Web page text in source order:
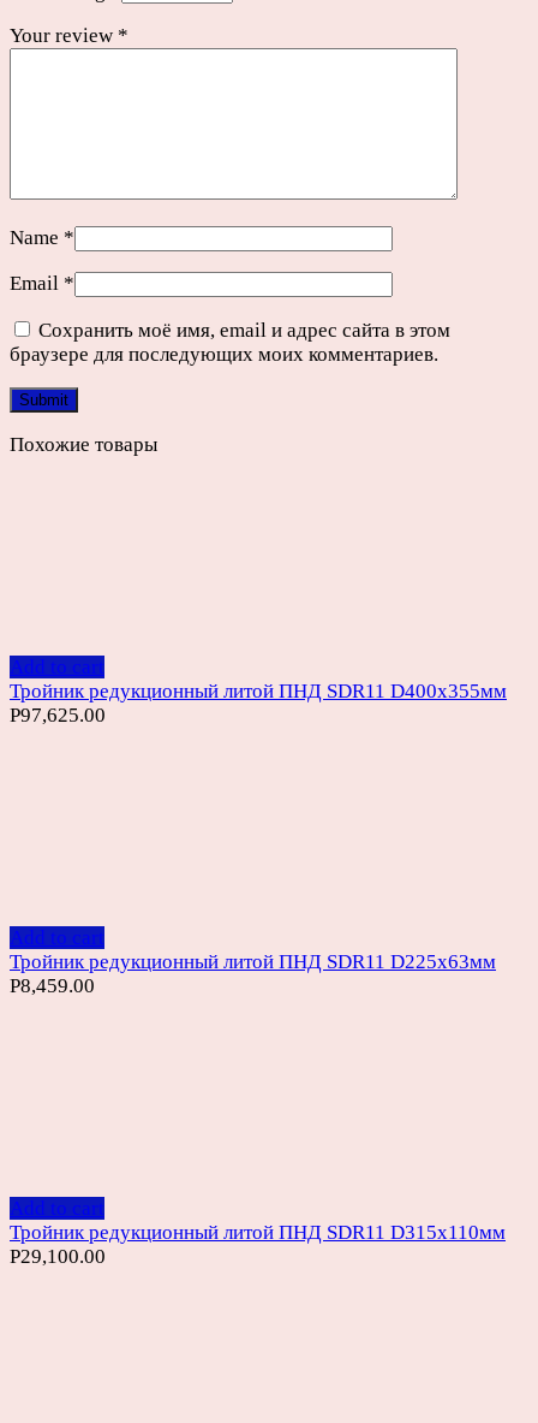
Your review *
Name *
Email *
Сохранить моё имя, email и адрес сайта в этом
браузере для последующих моих комментариев.
Похожие товары
Add to cart
Тройник редукционный литой ПНД SDR11 D400х355мм
Р97,625.00
Add to cart
Тройник редукционный литой ПНД SDR11 D225х63мм
Р8,459.00
Add to cart
Тройник редукционный литой ПНД SDR11 D315х110мм
Р29,100.00